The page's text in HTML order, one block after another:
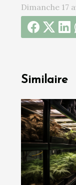
Dimanche 17
Similaire